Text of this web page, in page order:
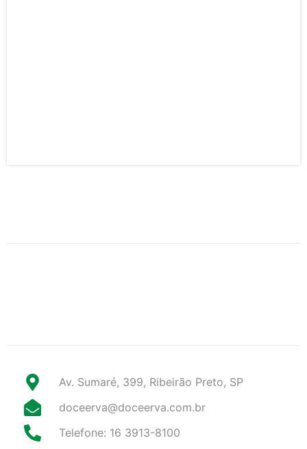
Av. Sumaré, 399, Ribeirão Preto, SP
doceerva@doceerva.com.br
Telefone: 16 3913-8100